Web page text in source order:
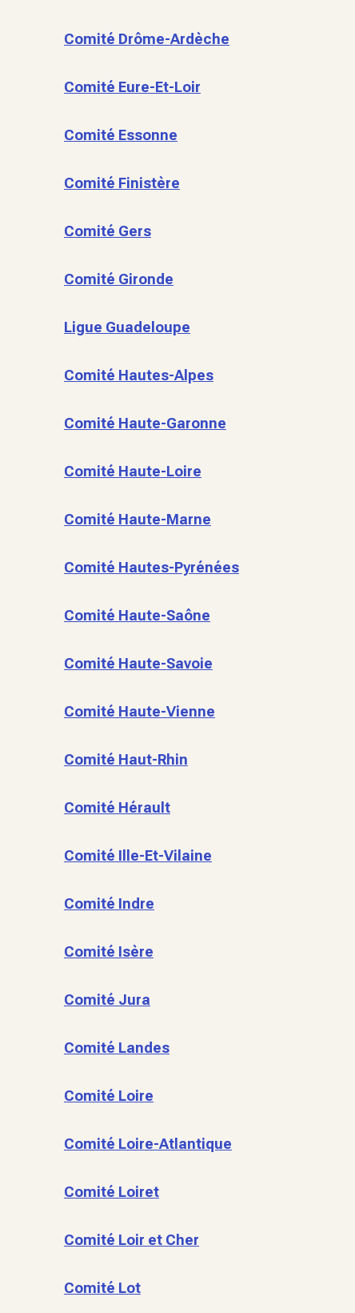
Comité Drôme-Ardèche
Comité Eure-Et-Loir
Comité Essonne
Comité Finistère
Comité Gers
Comité Gironde
Ligue Guadeloupe
Comité Hautes-Alpes
Comité Haute-Garonne
Comité Haute-Loire
Comité Haute-Marne
Comité Hautes-Pyrénées
Comité Haute-Saône
Comité Haute-Savoie
Comité Haute-Vienne
Comité Haut-Rhin
Comité Hérault
Comité Ille-Et-Vilaine
Comité Indre
Comité Isère
Comité Jura
Comité Landes
Comité Loire
Comité Loire-Atlantique
Comité Loiret
Comité Loir et Cher
Comité Lot